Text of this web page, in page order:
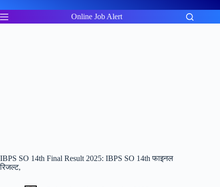
to
content
Online Job Alert
IBPS SO 14th Final Result 2025: IBPS SO 14th फाइनल
रिजल्ट,